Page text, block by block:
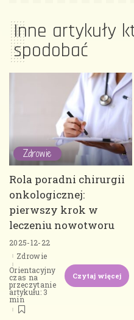
Inne artykuły
spodobać
Zdrowie
Rola poradni chirurgii
onkologicznej:
pierwszy krok w
leczeniu nowotworu
2025-12-22
Zdrowie
Orientacyjny
czas na
przeczytanie
artykułu: 3
min
Czytaj więcej